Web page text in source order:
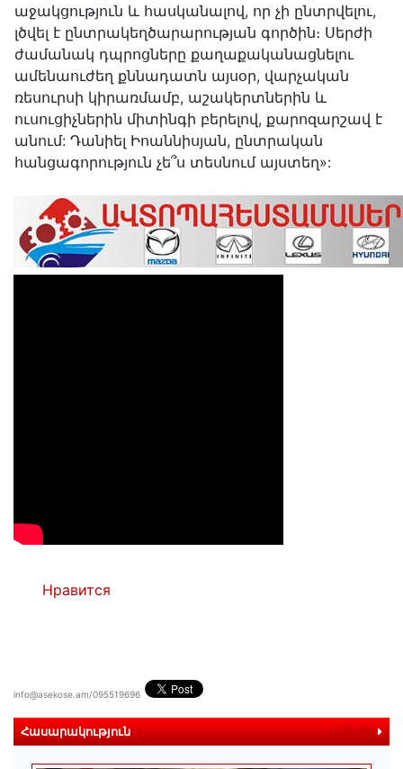
աջակցություն և հասկանալով, որ չի ընտրվելու,
լծվել է ընտրակեղծարարության գործին։ Սերժի
ժամանակ դպրոցները քաղաքականացնելու
ամենաուժեղ քննադատն այսօր, վարչական
ռեսուրսի կիրառմամբ, աշակերտներին և
ուսուցիչներին միտինգի բերելով, քարոզարշավ է
անում: Դանիել Իոաննիսյան, ընտրական
հանցագորություն չե՞ս տեսնում այստեղ»:
Нравится
info@asekose.am/095519696
Հասարակություն ավելին